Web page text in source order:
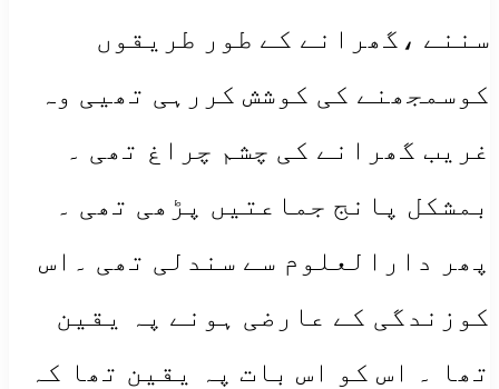
سننے ،گھرانے کے طور طریقوں
کوسمجھنے کی کوشش کررہی تھیی وہ
غریب گھرانے کی چشم چراغ تھی ۔
بمشکل پانج جماعتیں پڑھی تھی ۔
پھر دارالعلوم سے سندلی تھی ۔اس
کوزندگی کے عارضی ہونے پہ یقین
تھا ۔ اس کو اس بات پہ یقین تھا کہ